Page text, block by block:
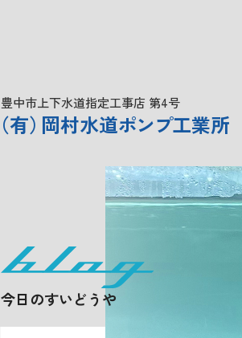
豊中市上下水道指定工事店 第4号
（有） 岡村水道ポンプ工業所
今日のすいどうや